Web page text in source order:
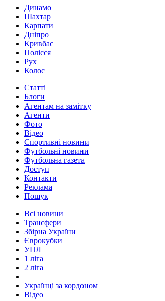
Динамо
Шахтар
Карпати
Дніпро
Кривбас
Полісся
Рух
Колос
Статті
Блоги
Агентам на замітку
Агенти
Фото
Відео
Спортивні новини
Футбольні новини
Футбольна газета
Доступ
Контакти
Реклама
Пошук
Всі новини
Трансфери
Збірна України
Єврокубки
УПЛ
1 ліга
2 ліга
Українці за кордоном
Відео